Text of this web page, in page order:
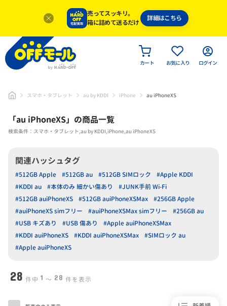
売ってスッキリ。
箱に詰めて送るだけ
詳細はこちら
カート お気に入り ログイン
スマホ・タブレット au by KDDI iPhone au iPhoneXS
「au iPhoneXS」 の商品一覧
検索条件：スマホ・タブレット,au by KDDI,iPhone,au iPhoneXS
関連ハッシュタグ
#512GB Apple #512GB au #512GB SIMロック
#Apple KDDI
#KDDI au
#本体のみ 細かい傷あり
#JUNK手前 Wi-Fi
#512GB auiPhoneXS
#512GB auiPhoneXSMax
#256GB Apple
#auiPhoneXS simフリー
#auiPhoneXSMax simフリー
#256GB au
#USB キズあり
#USB 傷あり
#Apple auiPhoneXSMax
#KDDI auiPhoneXS
#KDDI auiPhoneXSMax
#SIMロック au
#Apple auiPhoneXS
28 件中 1 〜 28 件を表示